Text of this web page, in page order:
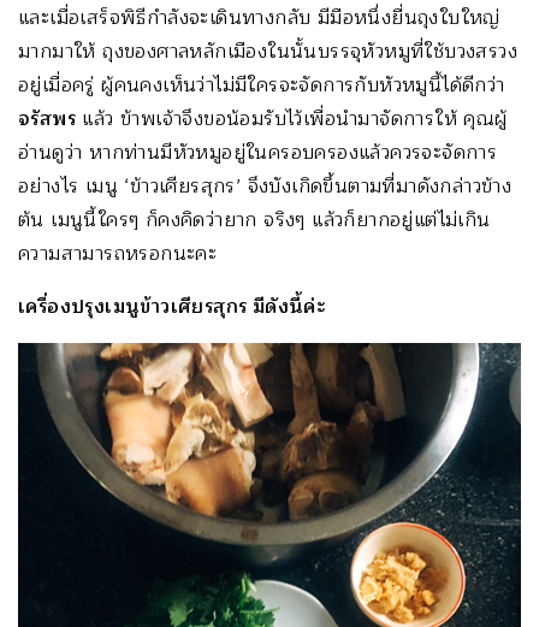
และเมื่อเสร็จพิธีกำลังจะเดินทางกลับ มีมือหนึ่งยื่นถุงใบใหญ่
มากมาให้ ถุงของศาลหลักเมืองในนั้นบรรจุหัวหมูที่ใช้บวงสรวง
อยู่เมื่อครู่ ผู้คนคงเห็นว่าไม่มีใครจะจัดการกับหัวหมูนี้ได้ดีกว่า
จรัสพร แล้ว ข้าพเจ้าจึงขอน้อมรับไว้เพื่อนำมาจัดการให้ คุณผู้
อ่านดูว่า หากท่านมีหัวหมูอยู่ในครอบครองแล้วควรจะจัดการ
อย่างไร เมนู ‘ข้าวเศียรสุกร’ จึงบังเกิดขึ้นตามที่มาดังกล่าวข้าง
ต้น เมนูนี้ใครๆ ก็คงคิดว่ายาก จริงๆ แล้วก็ยากอยู่แต่ไม่เกิน
ความสามารถหรอกนะคะ
เครื่องปรุงเมนูข้าวเศียรสุกร มีดังนี้ค่ะ